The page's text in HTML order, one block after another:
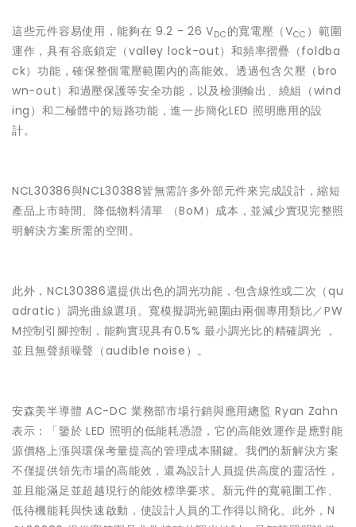
這些元件容易使用，能夠在 9.2 - 26 VDC 的寬電壓（VCC ）範圍
運作，具有谷底鎖定（valley lock-out）和頻率摺疊（foldba
ck）功能，確保整個電壓範圍內的高能效。透過包含欠壓（bro
wn-out）和過壓保護等安全功能，以及檢測輸出、繞組（wind
ing）和二極體中的短路功能，進一步簡化LED 照明應用的設
計。
NCL30386與NCL30388皆無需許多外部元件來完成設計，縮短
產品上市時間、降低物料清單 （BoM）成本，並減少實現完整照
明解決方案所需的空間。
此外，NCL30386還提供出色的調光功能，包含線性或二次（qu
adratic）調光曲線選項。寬模擬調光範圍由兩個專用類比／PW
M控制引腳控制，能夠實現具有0.5% 最小調光比的精確調光 ，
並且無聲頻噪聲（audible noise）。
安森美半導體 AC-DC 業務部市場行銷與應用總監 Ryan Zahn
表示：「鑒於 LED 照明的低能耗憑證，它的高能效運作是應對能
源價格上漲與環保考量提高的管理成本關鍵。我們的新解決方案
不僅提供領先市場的高能效，還為設計人員提供高度的靈活性，
並且能滿足並超越現行的能效標準要求。新元件的寬範圍工作、
低待機能耗與快速啟動，使設計人員的工作得以簡化。此外，N